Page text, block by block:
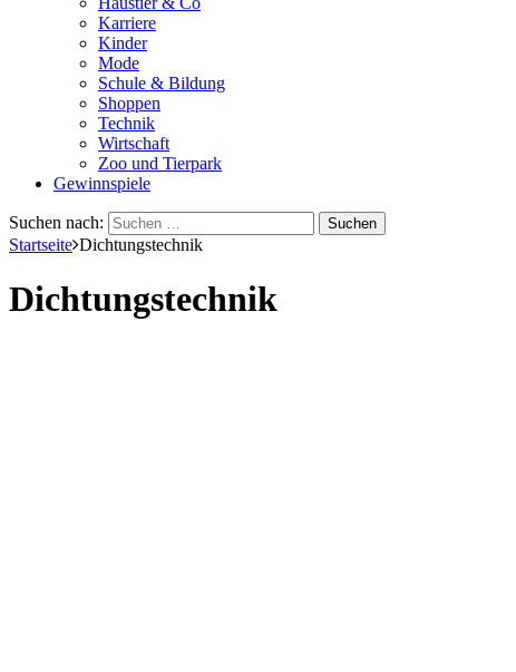
Karriere
Kinder
Mode
Schule & Bildung
Shoppen
Technik
Wirtschaft
Zoo und Tierpark
Gewinnspiele
Suchen nach:
Startseite Dichtungstechnik
Dichtungstechnik